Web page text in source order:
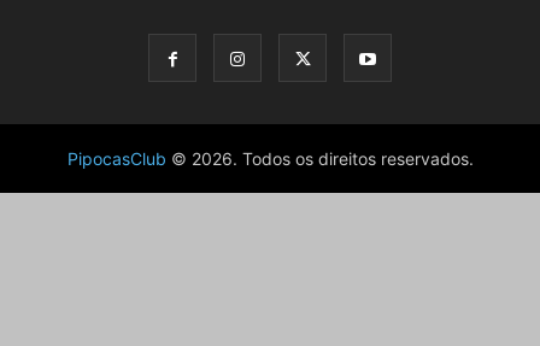
PipocasClub © 2026. Todos os direitos reservados.